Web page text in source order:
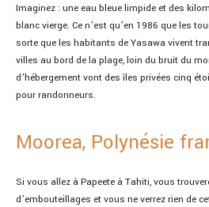
Imaginez : une eau bleue limpide et des
blanc vierge. Ce n’est qu’en 1986 que les
sorte que les habitants de Yasawa vivent
villes au bord de la plage, loin du bruit du
d’hébergement vont des îles privées cinq
pour randonneurs.
Moorea, Polynésie
Si vous allez à Papeete à Tahiti, vous
d’embouteillages et vous ne verrez rien de